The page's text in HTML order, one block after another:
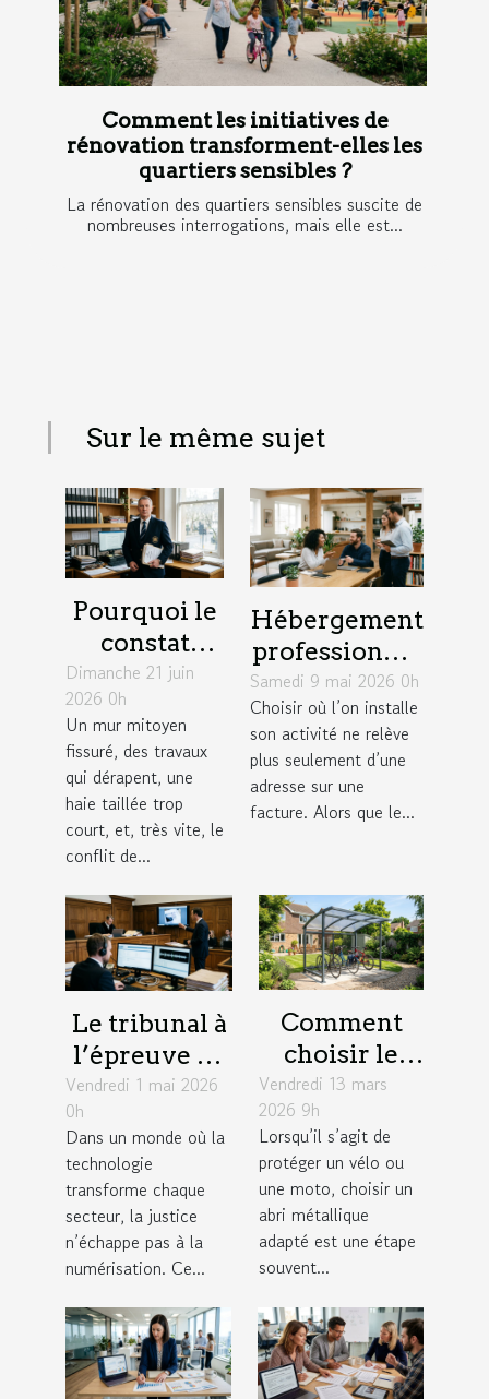
Comment les initiatives de
rénovation transforment-elles les
quartiers sensibles ?
La rénovation des quartiers sensibles suscite de
nombreuses interrogations, mais elle est...
Sur le même sujet
Pourquoi le
constat
d’huissier
change la
donne dans
un litige
entre
voisins
Dimanche 21 juin
2026 0h
Un mur mitoyen
fissuré, des travaux
qui dérapent, une
haie taillée trop
court, et, très vite, le
conflit de...
Hébergement
professionnel
: un levier
insoupçonné
pour élargir
son réseau
Samedi 9 mai 2026 0h
Choisir où l’on installe
son activité ne relève
plus seulement d’une
adresse sur une
facture. Alors que le...
Le tribunal à
l’épreuve de
la
numérisation
: enjeux
concrets
Vendredi 1 mai 2026
0h
Dans un monde où la
technologie
transforme chaque
secteur, la justice
n’échappe pas à la
numérisation. Ce...
Comment
choisir le
meilleur abri
métallique
pour votre
vélo ou moto
?
Vendredi 13 mars
2026 9h
Lorsqu’il s’agit de
protéger un vélo ou
une moto, choisir un
abri métallique
adapté est une étape
souvent...